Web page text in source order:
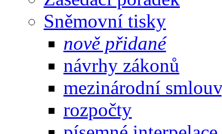
Sněmovní tisky
nově přidané
návrhy zákonů
mezinárodní
rozpočty